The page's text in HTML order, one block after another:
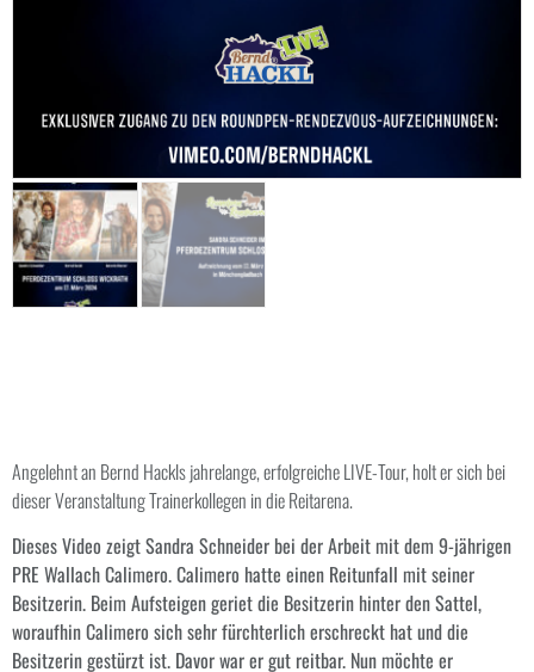
Angelehnt an Bernd Hackls jahrelange, erfolgreiche LIVE-Tour, holt er sich bei
dieser Veranstaltung Trainerkollegen in die Reitarena.
Dieses Video zeigt Sandra Schneider bei der Arbeit mit dem 9-jährigen
PRE Wallach Calimero. Calimero hatte einen Reitunfall mit seiner
Besitzerin. Beim Aufsteigen geriet die Besitzerin hinter den Sattel,
woraufhin Calimero sich sehr fürchterlich erschreckt hat und die
Besitzerin gestürzt ist. Davor war er gut reitbar. Nun möchte er